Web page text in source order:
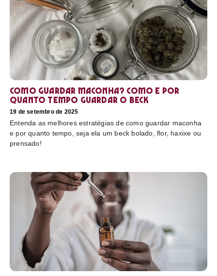
Como guardar maconha? Como e por
quanto tempo guardar o beck
19 de setembro de 2025
Entenda as melhores estratégias de como guardar maconha
e por quanto tempo, seja ela um beck bolado, flor, haxixe ou
prensado!